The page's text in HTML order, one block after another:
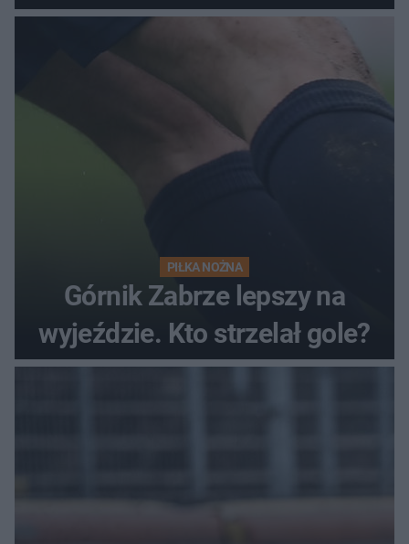
PIŁKA NOŻNA
Górnik Zabrze lepszy na
wyjeździe. Kto strzelał gole?